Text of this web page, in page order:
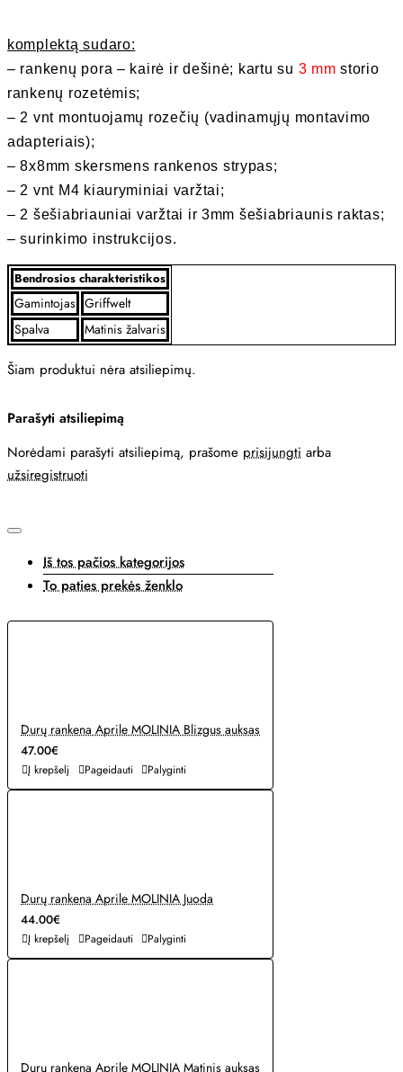
komplektą sudaro:
– rankenų pora – kairė ir dešinė; kartu su 3 mm storio
rankenų rozetėmis;
– 2 vnt montuojamų rozečių (vadinamųjų montavimo
adapteriais);
– 8x8mm skersmens rankenos strypas;
– 2 vnt M4 kiauryminiai varžtai;
– 2 šešiabriauniai varžtai ir 3mm šešiabriaunis raktas;
– surinkimo instrukcijos.
Bendrosios charakteristikos
Gamintojas Griffwelt
Spalva
Matinis žalvaris
Šiam produktui nėra atsiliepimų.
Parašyti atsiliepimą
Norėdami parašyti atsiliepimą, prašome prisijungti arba
užsiregistruoti
Iš tos pačios kategorijos
To paties prekės ženklo
Durų rankena Aprile MOLINIA Blizgus auksas
47.00€
Į krepšelį Pageidauti Palyginti
Durų rankena Aprile MOLINIA Juoda
44.00€
Į krepšelį Pageidauti Palyginti
Durų rankena Aprile MOLINIA Matinis auksas